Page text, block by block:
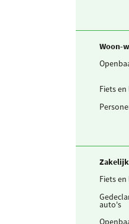
Woon-
Fiets
Fiets
auto's